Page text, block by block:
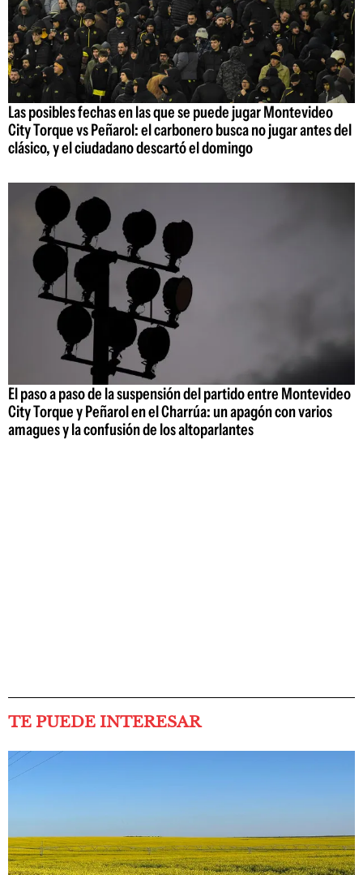
Las posibles fechas en las que se puede jugar Montevideo
City Torque vs Peñarol: el carbonero busca no jugar antes del
clásico, y el ciudadano descartó el domingo
El paso a paso de la suspensión del partido entre Montevideo
City Torque y Peñarol en el Charrúa: un apagón con varios
amagues y la confusión de los altoparlantes
TE PUEDE INTERESAR